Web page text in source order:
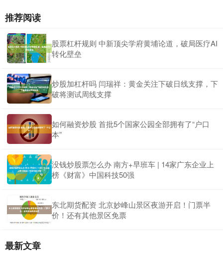
推荐阅读
股票杠杆规则 中新顶尖学府黄埔论道，破局医疗AI
转化壁垒
炒股加杠杆吗 闫瑞祥：黄金关注下破日线支撑，下
破将测试周线支撑
如何融资炒股 首批5个国家公园全部拥有了“户口
本”
没钱炒股票怎么办 南方+早班车 | 14家广东企业上
榜《财富》中国科技50强
东北期货配资 北京妙峰山景区夜游开启！门票半
价！还有其他景区免票
最新文章